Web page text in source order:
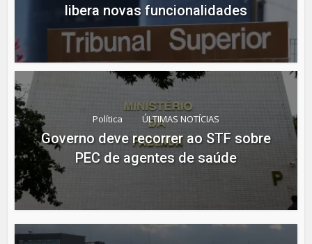
libera novas funcionalidades
Política ÚLTIMAS NOTÍCIAS
Governo deve recorrer ao STF sobre
PEC de agentes de saúde